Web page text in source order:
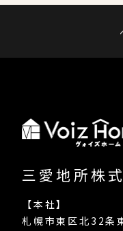
三愛地所株
【本社】
札幌市東区北32条